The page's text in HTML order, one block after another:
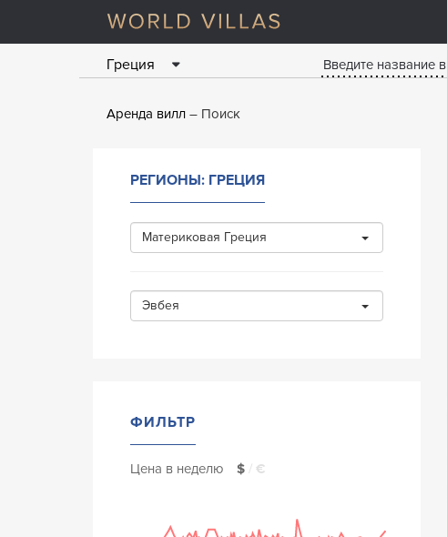
Греция
Аренда вилл Поиск
РЕГИОНЫ: ГРЕЦИЯ
Материковая Греция
Эвбея
ФИЛЬТР
Цена в неделю $ / €